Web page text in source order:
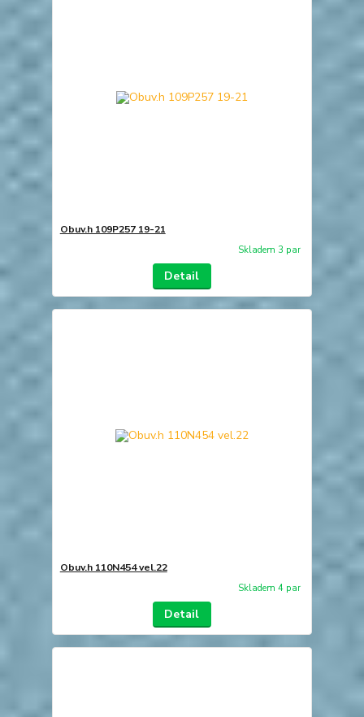
Obuv.h 109P257 19-21
Skladem 3 par
Detail
Obuv.h 110N454 vel.22
Skladem 4 par
Detail